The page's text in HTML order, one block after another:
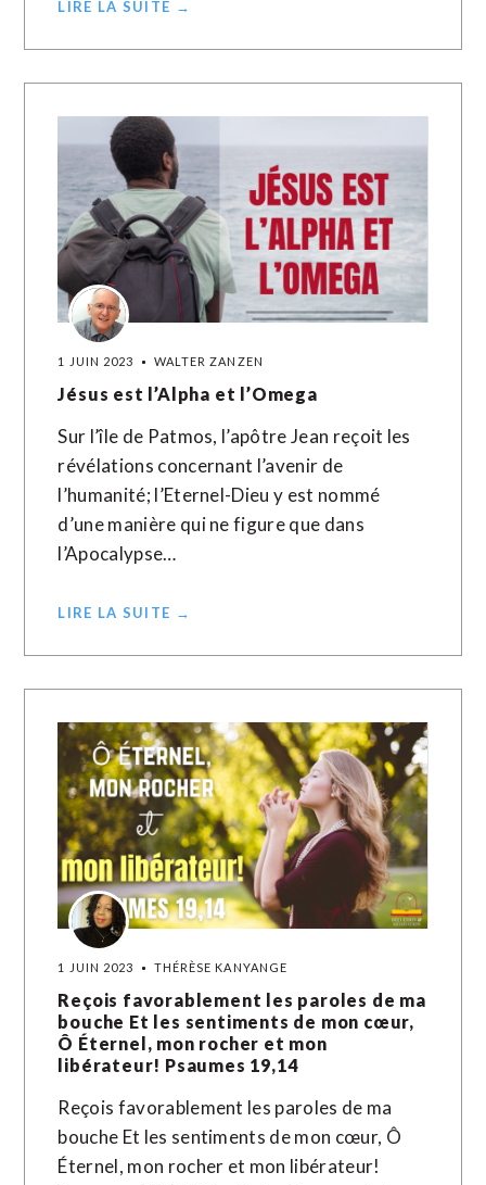
LIRE LA SUITE →
1 JUIN 2023 WALTER ZANZEN
Jésus est l’Alpha et l’Omega
Sur l’île de Patmos, l’apôtre Jean reçoit les
révélations concernant l’avenir de
l’humanité; l’Eternel-Dieu y est nommé
d’une manière qui ne figure que dans
l’Apocalypse…
LIRE LA SUITE →
1 JUIN 2023 THÉRÈSE KANYANGE
Reçois favorablement les paroles de ma
bouche Et les sentiments de mon cœur,
Ô Éternel, mon rocher et mon
libérateur! Psaumes 19,14
Reçois favorablement les paroles de ma
bouche Et les sentiments de mon cœur, Ô
Éternel, mon rocher et mon libérateur!